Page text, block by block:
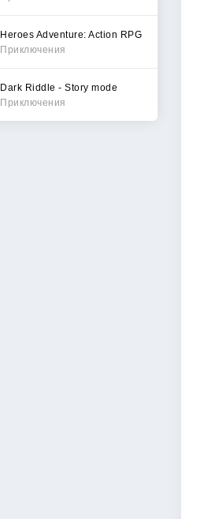
Heroes Adventure: Action RPG
Приключения
Dark Riddle - Story mode
Приключения